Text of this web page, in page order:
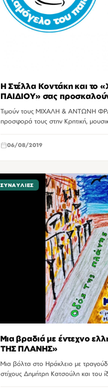
Η Στέλλα Κοντάκη και
ΠΑΙΔΙΟΥ» σας
ΓΙΑ ΕΝΑ ΧΑΜΟΓΕΛΟ»
Τιμούν τους ΜΙΧΑΛΗ & ΑΝΤΩΝΗ
προσφορά τους στην Κρητική,
06/08/2019
ΣΥΝΑΥΛΊΕΣ
Μια βραδιά με έντεχνο
ΤΗΣ ΠΛΑΝΗΣ»
Μια βόλτα στο Ηράκλειο με
στίχους Δημήτρη Κατσούλη και του